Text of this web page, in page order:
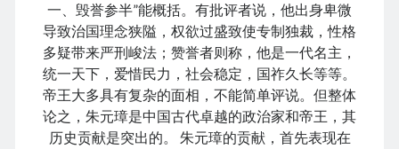
16 17 18 19 20 21 22
23 24 25 26 27 28 29
30
« May Jul »
一、毁誉参半”能概括。有批评者说，他出身卑微
导致治国理念狭隘，权欲过盛致使专制独裁，性格
多疑带来严刑峻法；赞誉者则称，他是一代名主，
统一天下，爱惜民力，社会稳定，国祚久长等等。
帝王大多具有复杂的面相，不能简单评说。但整体
论之，朱元璋是中国古代卓越的政治家和帝王，其
历史贡献是突出的。 朱元璋的贡献，首先表现在